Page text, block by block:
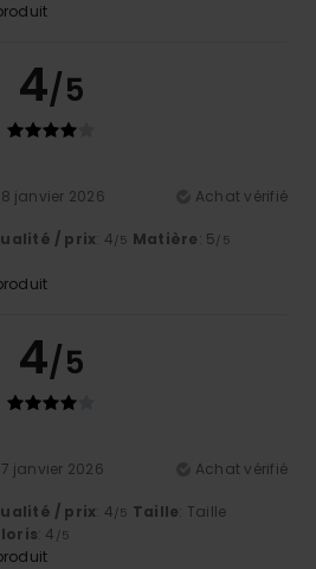
4/5
janvier 2026
Achat vérifié
/ prix: 4/5 Matière: 5/5
4/5
janvier 2026
Achat vérifié
/ prix: 4/5 Taille: Taille
: 4 /5